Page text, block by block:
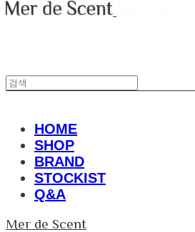
HOME
SHOP
BRAND
STOCKIST
Q&A
Mer de Scent